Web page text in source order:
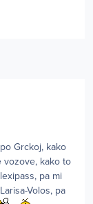
Grckoj, kako
vozove, kako to
pa mi
Volos, pa